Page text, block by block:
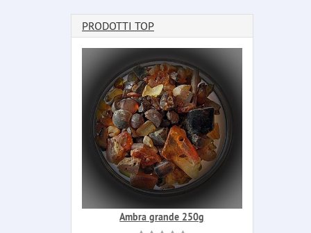
PRODOTTI TOP
Ambra grande 250g